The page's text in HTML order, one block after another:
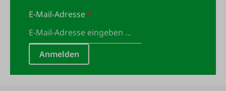
E-Mail-Adresse*
Anmelden